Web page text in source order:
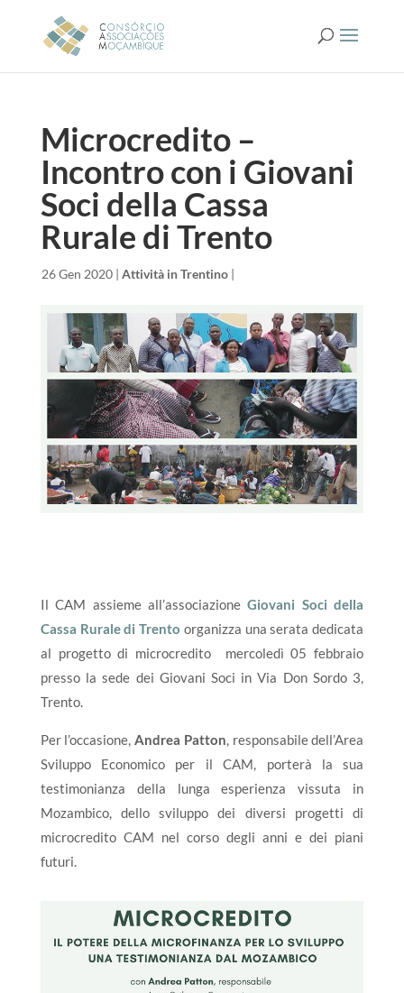
Microcredito –
Incontro con i Giovani
Soci della Cassa
Rurale di Trento
26 Gen 2020| Attività in Trentino|
Il CAM assieme all’associazione Giovani Soci della
Cassa Rurale di Trento organizza una serata dedicata
al progetto di microcredito mercoledì 05 febbraio
presso la sede dei Giovani Soci in Via Don Sordo 3,
Trento.
Per l’occasione, Andrea Patton , responsabile dell’Area
Sviluppo Economico per il CAM, porterà la sua
testimonianza della lunga esperienza vissuta in
Mozambico, dello sviluppo dei diversi progetti di
microcredito CAM nel corso degli anni e dei piani
futuri.